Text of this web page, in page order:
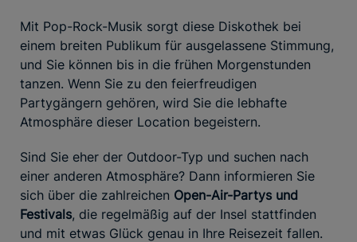
Mit Pop-Rock-Musik sorgt diese Diskothek bei
einem breiten Publikum für ausgelassene Stimmung,
und Sie können bis in die frühen Morgenstunden
tanzen. Wenn Sie zu den feierfreudigen
Partygängern gehören, wird Sie die lebhafte
Atmosphäre dieser Location begeistern.
Sind Sie eher der Outdoor-Typ und suchen nach
einer anderen Atmosphäre? Dann informieren Sie
sich über die zahlreichen Open-Air-Partys und
Festivals, die regelmäßig auf der Insel stattfinden
und mit etwas Glück genau in Ihre Reisezeit fallen.